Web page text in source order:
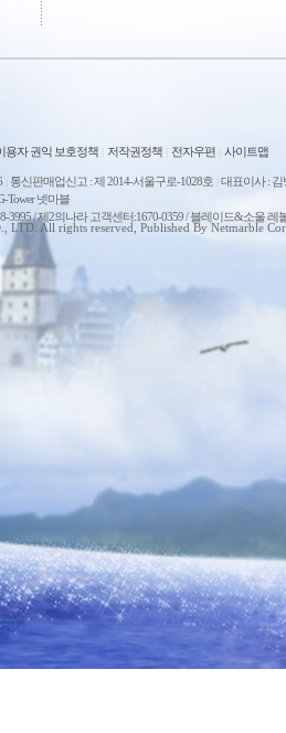
용자 권익 보호정책 저작권정책 전자우편 사이트맵
통신판매업신고 : 제 2014-서울구로-1028호 대표이사 : 김
Tower 넷마블
3995 / 제2의나라 고객센터:1670-0359 / 블레이드&소울
All rights reserved, Published By Netmarble